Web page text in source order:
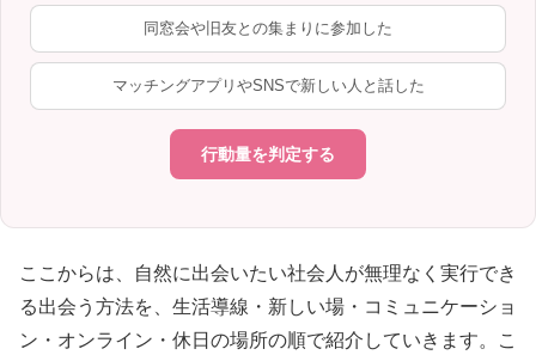
同窓会や旧友との集まりに参加した
マッチングアプリやSNSで新しい人と話した
行動量を判定する
ここからは、自然に出会いたい社会人が無理なく実行でき
る出会う方法を、生活導線・新しい場・コミュニケーショ
ン・オンライン・休日の場所の順で紹介していきます。こ